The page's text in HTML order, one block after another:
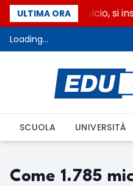
ULTIMA ORA
Riforma del calcio, si
Loading...
SCUOLA UNIVERSITÀ
Come 1.785